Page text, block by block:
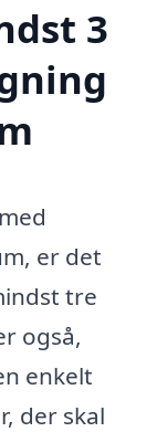
3
er det
tre
også,
enkelt
der skal